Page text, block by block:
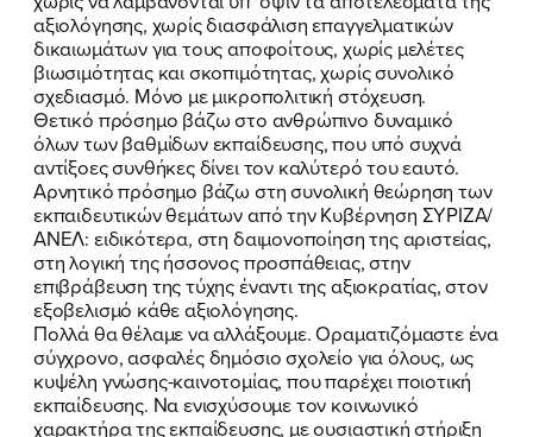
αξιολόγησης, χωρίς διασφάλιση επαγγελματικών
δικαιωμάτων για τους αποφοίτους, χωρίς μελέτες
βιωσιμότητας και σκοπιμότητας, χωρίς συνολικό
σχεδιασμό. Μόνο με μικροπολιτική στόχευση.
Θετικό πρόσημο βάζω στο ανθρώπινο δυναμικό
όλων των βαθμίδων εκπαίδευσης, που υπό συχνά
αντίξοες συνθήκες δίνει τον καλύτερό του εαυτό.
Αρνητικό πρόσημο βάζω στη συνολική θεώρηση των
εκπαιδευτικών θεμάτων από την Κυβέρνηση ΣΥΡΙΖΑ/
ΑΝΕΛ: ειδικότερα, στη δαιμονοποίηση της αριστείας,
στη λογική της ήσσονος προσπάθειας, στην
επιβράβευση της τύχης έναντι της αξιοκρατίας, στον
εξοβελισμό κάθε αξιολόγησης.
Πολλά θα θέλαμε να αλλάξουμε. Οραματιζόμαστε ένα
σύγχρονο, ασφαλές δημόσιο σχολείο για όλους, ως
κυψέλη γνώσης-καινοτομίας, που παρέχει ποιοτική
εκπαίδευσης. Να ενισχύσουμε τον κοινωνικό
χαρακτήρα της εκπαίδευσης, με ουσιαστική στήριξη